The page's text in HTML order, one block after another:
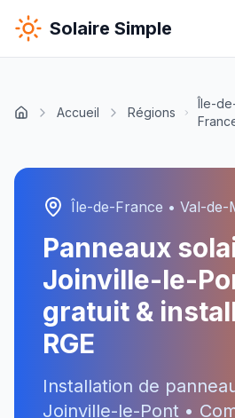
Solaire Simple
Accueil Régions
Île-
Île-de-France • Val-de-
Panneaux
Joinville-le-
gratuit &
RGE
Installation de
Joinville-le-Pont •